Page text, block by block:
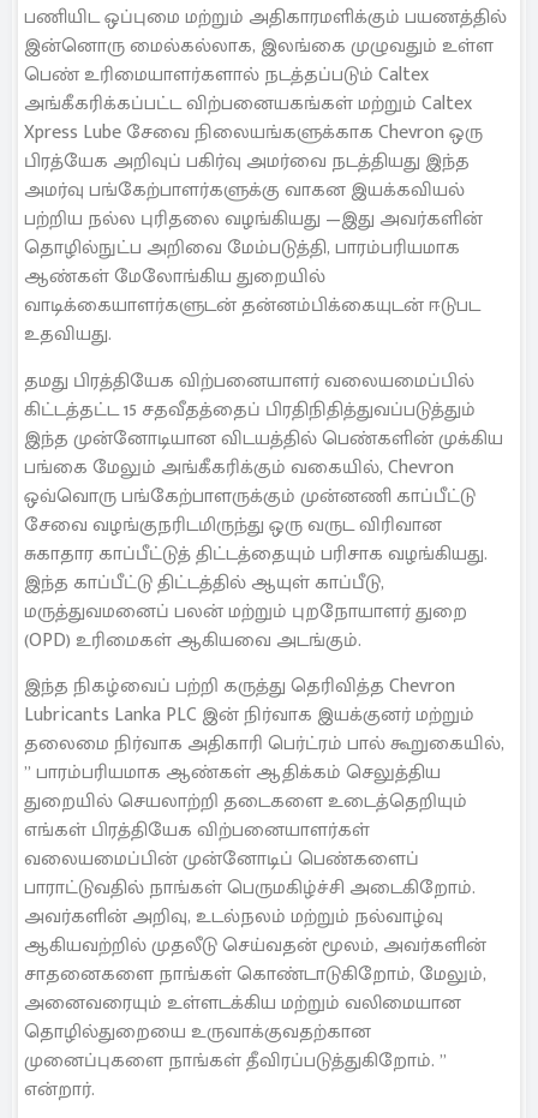
பணியிட ஒப்புமை மற்றும் அதிகாரமளிக்கும் பயணத்தில்
இன்னொரு மைல்கல்லாக, இலங்கை முழுவதும் உள்ள
பெண் உரிமையாளர்களால் நடத்தப்படும் Caltex
அங்கீகரிக்கப்பட்ட விற்பனையகங்கள் மற்றும் Caltex
Xpress Lube சேவை நிலையங்களுக்காக Chevron ஒரு
பிரத்யேக அறிவுப் பகிர்வு அமர்வை நடத்தியது இந்த
அமர்வு பங்கேற்பாளர்களுக்கு வாகன இயக்கவியல்
பற்றிய நல்ல புரிதலை வழங்கியது —இது அவர்களின்
தொழில்நுட்ப அறிவை மேம்படுத்தி, பாரம்பரியமாக
ஆண்கள் மேலோங்கிய துறையில்
வாடிக்கையாளர்களுடன் தன்னம்பிக்கையுடன் ஈடுபட
உதவியது.
தமது பிரத்தியேக விற்பனையாளர் வலையமைப்பில்
கிட்டத்தட்ட 15 சதவீதத்தைப் பிரதிநிதித்துவப்படுத்தும்
இந்த முன்னோடியான விடயத்தில் பெண்களின் முக்கிய
பங்கை மேலும் அங்கீகரிக்கும் வகையில், Chevron
ஒவ்வொரு பங்கேற்பாளருக்கும் முன்னணி காப்பீட்டு
சேவை வழங்குநரிடமிருந்து ஒரு வருட விரிவான
சுகாதார காப்பீட்டுத் திட்டத்தையும் பரிசாக வழங்கியது.
இந்த காப்பீட்டு திட்டத்தில் ஆயுள் காப்பீடு,
மருத்துவமனைப் பலன் மற்றும் புறநோயாளர் துறை
(OPD) உரிமைகள் ஆகியவை அடங்கும்.
இந்த நிகழ்வைப் பற்றி கருத்து தெரிவித்த Chevron
Lubricants Lanka PLC இன் நிர்வாக இயக்குனர் மற்றும்
தலைமை நிர்வாக அதிகாரி பெர்ட்ரம் பால் கூறுகையில்,
” பாரம்பரியமாக ஆண்கள் ஆதிக்கம் செலுத்திய
துறையில் செயலாற்றி தடைகளை உடைத்தெறியும்
எங்கள் பிரத்தியேக விற்பனையாளர்கள்
வலையமைப்பின் முன்னோடிப் பெண்களைப்
பாராட்டுவதில் நாங்கள் பெருமகிழ்ச்சி அடைகிறோம்.
அவர்களின் அறிவு, உடல்நலம் மற்றும் நல்வாழ்வு
ஆகியவற்றில் முதலீடு செய்வதன் மூலம், அவர்களின்
சாதனைகளை நாங்கள் கொண்டாடுகிறோம், மேலும்,
அனைவரையும் உள்ளடக்கிய மற்றும் வலிமையான
தொழில்துறையை உருவாக்குவதற்கான
முனைப்புகளை நாங்கள் தீவிரப்படுத்துகிறோம். ”
என்றார்.